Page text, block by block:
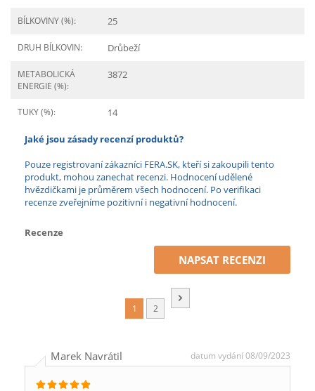
BÍLKOVINY (%): 25
DRUH BÍLKOVIN: Drůbeží
METABOLICKÁ
ENERGIE (%):
3872
TUKY (%): 14
Jaké jsou zásady recenzí produktů?
Pouze registrovaní zákazníci FERA.SK, kteří si zakoupili tento
produkt, mohou zanechat recenzi. Hodnocení udělené
hvězdičkami je průměrem všech hodnocení. Po verifikaci
recenze zveřejníme pozitivní i negativní hodnocení.
Recenze
NAPSAT RECENZI
1 2
Marek Navrátil datum vydání 08/09/2023